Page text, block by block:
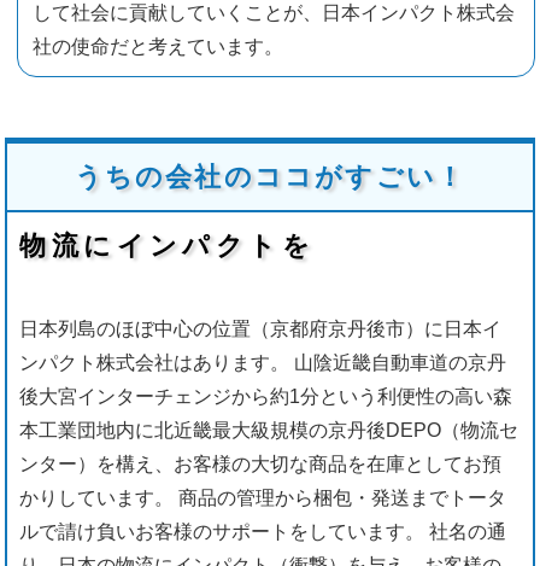
して社会に貢献していくことが、日本インパクト株式会
社の使命だと考えています。
うちの会社のココがすごい！
物流にインパクトを
日本列島のほぼ中心の位置（京都府京丹後市）に日本イ
ンパクト株式会社はあります。 山陰近畿自動車道の京丹
後大宮インターチェンジから約1分という利便性の高い森
本工業団地内に北近畿最大級規模の京丹後DEPO（物流セ
ンター）を構え、お客様の大切な商品を在庫としてお預
かりしています。 商品の管理から梱包・発送までトータ
ルで請け負いお客様のサポートをしています。 社名の通